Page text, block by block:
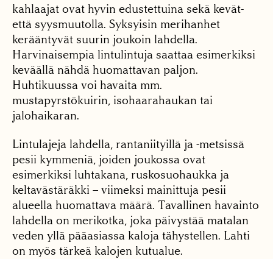
kahlaajat ovat hyvin edustettuina sekä kevät-
että syysmuutolla. Syksyisin merihanhet
kerääntyvät suurin joukoin lahdella.
Harvinaisempia lintulintuja saattaa esimerkiksi
keväällä nähdä huomattavan paljon.
Huhtikuussa voi havaita mm.
mustapyrstökuirin, isohaarahaukan tai
jalohaikaran.
Lintulajeja lahdella, rantaniityillä ja -metsissä
pesii kymmeniä, joiden joukossa ovat
esimerkiksi luhtakana, ruskosuohaukka ja
keltavästäräkki – viimeksi mainittuja pesii
alueella huomattava määrä. Tavallinen havainto
lahdella on merikotka, joka päivystää matalan
veden yllä pääasiassa kaloja tähystellen. Lahti
on myös tärkeä kalojen kutualue.